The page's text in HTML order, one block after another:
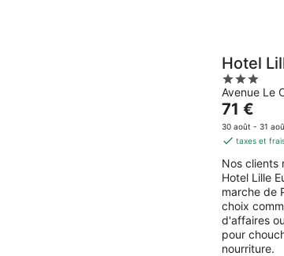
Hotel
3
out
of
5
Avenue Le
Le
prix
est
71 €
par
nuit
71 €
30 août - 31
taxes et
Nos clients
Hotel Lille
marche de
choix
d'affaires
pour
nourriture.